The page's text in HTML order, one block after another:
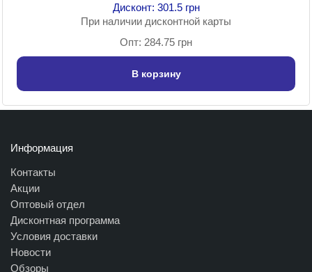
Дисконт: 301.5 грн
При наличии дисконтной карты
Опт: 284.75 грн
В корзину
Информация
Контакты
Акции
Оптовый отдел
Дисконтная программа
Условия доставки
Новости
Обзоры